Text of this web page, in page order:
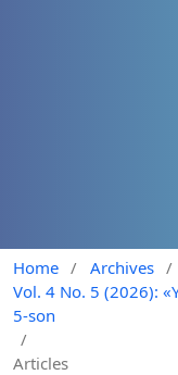
Home / Archives /
Vol. 4 No. 5 (2026):
5-son
/
Articles